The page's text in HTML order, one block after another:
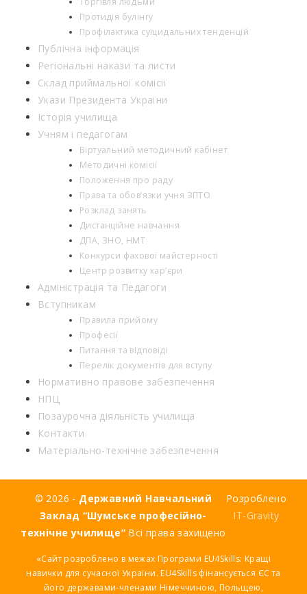
Протидія булінгу
Профілактика суїцидальних тенденцій
Публічна інформація
Регіональні накази та листи
Склад приймальної комісії
Укази Президента України
Історія училища
Учням і педагогам
Віртуальний методичний кабінет
Методичні комісії
Положення про раду
Права та обов’язки учня ЗПТО
Розклад занять
Дистанційне навчання
ДПА, ЗНО, НМТ
Конкурси фахової майстерності
Центр розвитку кар’єри
Адміністрація та Педагоги
Вступникам
Правила прийому
Професії
Питання та відповіді
Перелік документів для вступу
Нормативно правове забезпечення
НПЦ
Позаурочна діяльність училища
Контакти
Матеріально-технічне забезпечення
© 2026 - Державний Навчальний
Заклад “Шумське професійно-
технічне училище” Всі права захищено
Розроблено
IT-Gravity
«Сайт розроблено в межах Програми EU4Skills: Кращі
навички для сучасної України. EU4Skills фінансується ЄС та
його державами-членами Німеччиною, Польщею,